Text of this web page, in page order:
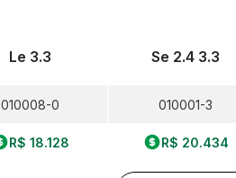
Le 3.3
010008-0
R$ 18.128
Se 2.4 3.3
010001-3
R$ 20.434